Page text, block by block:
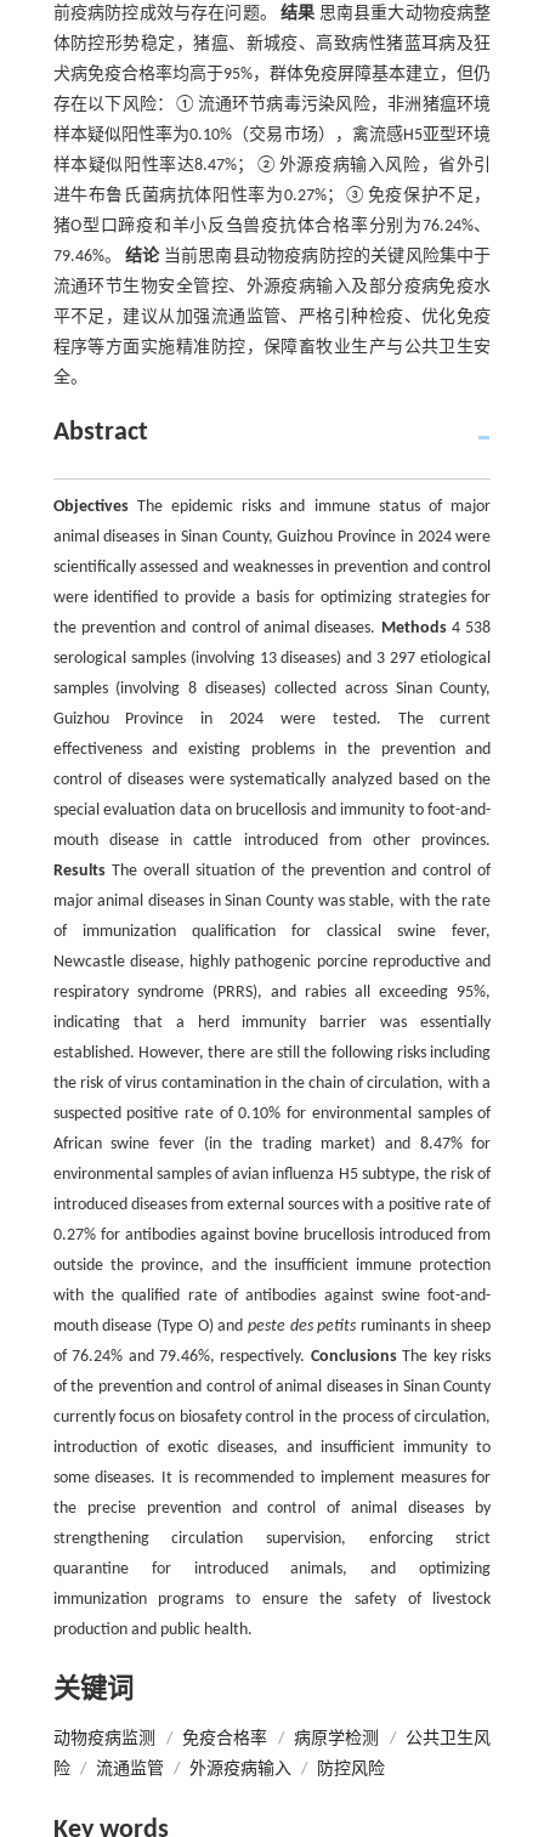
前疫病防控成效与存在问题。结果 思南县重大动物疫病整
体防控形势稳定，猪瘟、新城疫、高致病性猪蓝耳病及狂
犬病免疫合格率均高于95%，群体免疫屏障基本建立，但仍
存在以下风险：①流通环节病毒污染风险，非洲猪瘟环境
样本疑似阳性率为0.10%（交易市场），禽流感H5亚型环境
样本疑似阳性率达8.47%；②外源疫病输入风险，省外引
进牛布鲁氏菌病抗体阳性率为0.27%；③免疫保护不足，
猪O型口蹄疫和羊小反刍兽疫抗体合格率分别为76.24%、
79.46%。结论当前思南县动物疫病防控的关键风险集中于
流通环节生物安全管控、外源疫病输入及部分疫病免疫水
平不足，建议从加强流通监管、严格引种检疫、优化免疫
程序等方面实施精准防控，保障畜牧业生产与公共卫生安
全。
Abstract
ObjectivesThe epidemic risks and immune status of major
animal diseases in Sinan County, Guizhou Province in 2024 were
scientifically assessed and weaknesses in prevention and control
were identified to provide a basis for optimizing strategies for
the prevention and control of animal diseases. Methods4 538
serological samples (involving 13 diseases) and 3 297 etiological
samples (involving 8 diseases) collected across Sinan County,
Guizhou Province in 2024 were tested. The current
effectiveness and existing problems in the prevention and
control of diseases were systematically analyzed based on the
special evaluation data on brucellosis and immunity to foot-and-
mouth disease in cattle introduced from other provinces.
ResultsThe overall situation of the prevention and control of
major animal diseases in Sinan County was stable, with the rate
of immunization qualification for classical swine fever,
Newcastle disease, highly pathogenic porcine reproductive and
respiratory syndrome (PRRS), and rabies all exceeding 95%,
indicating that a herd immunity barrier was essentially
established. However, there are still the following risks including
the risk of virus contamination in the chain of circulation, with a
suspected positive rate of 0.10% for environmental samples of
African swine fever (in the trading market) and 8.47% for
environmental samples of avian influenza H5 subtype, the risk of
introduced diseases from external sources with a positive rate of
0.27% for antibodies against bovine brucellosis introduced from
outside the province, and the insufficient immune protection
with the qualified rate of antibodies against swine foot-and-
mouth disease (Type O) and peste des petits ruminants in sheep
of 76.24% and 79.46%, respectively. ConclusionsThe key risks
of the prevention and control of animal diseases in Sinan County
currently focus on biosafety control in the process of circulation,
introduction of exotic diseases, and insufficient immunity to
some diseases. It is recommended to implement measures for
the precise prevention and control of animal diseases by
strengthening circulation supervision, enforcing strict
quarantine for introduced animals, and optimizing
immunization programs to ensure the safety of livestock
production and public health.
关键词
动物疫病监测 / 免疫合格率 / 病原学检测 /
公共卫生风
险 / 流通监管 / 外源疫病输入 / 防控风险
Key words